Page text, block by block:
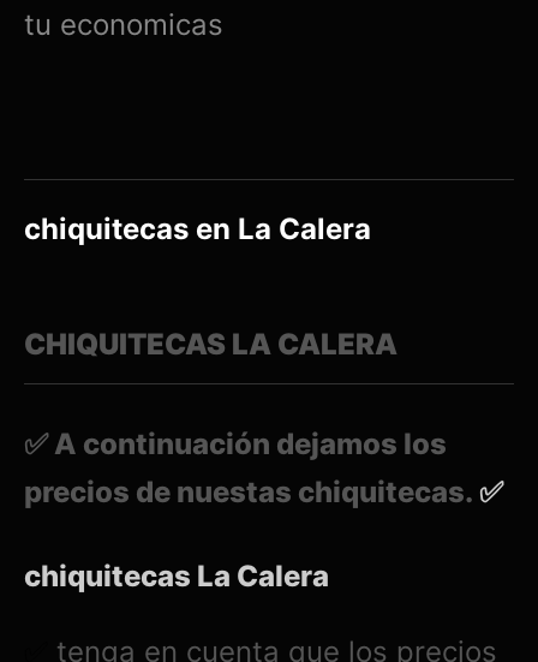
tu economicas
chiquitecas en La Calera
CHIQUITECAS LA CALERA
✅ A continuación dejamos los
precios de nuestas chiquitecas. ✅
chiquitecas La Calera
tenga en cuenta que los precios